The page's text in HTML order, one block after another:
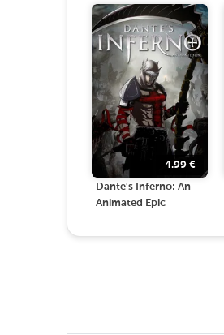
4.99€
Dante's Inferno: An
Animated Epic